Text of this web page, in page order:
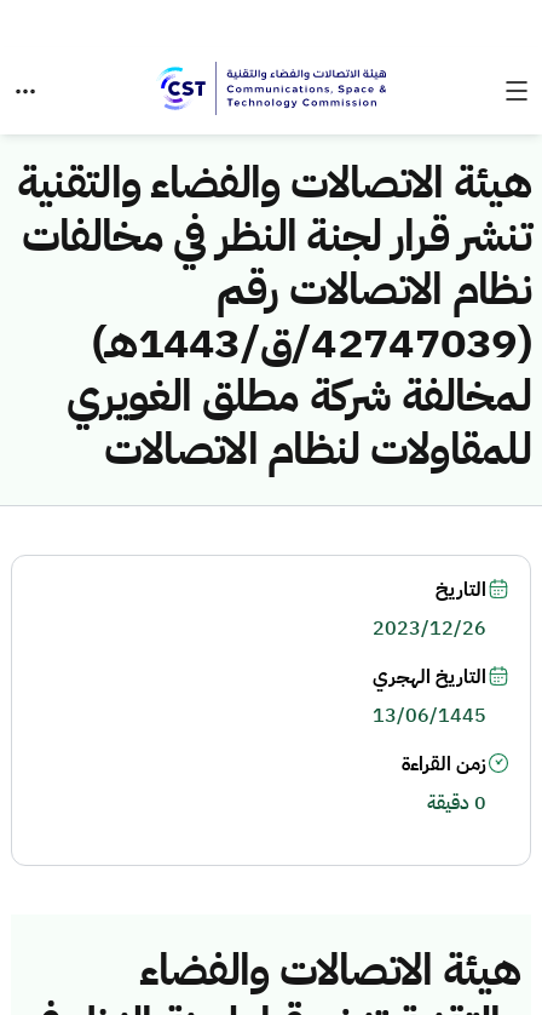
هيئة الاتصالات والفضاء والتقنية
تنشر قرار لجنة النظر في مخالفات
نظام الاتصالات رقم
(42747039/ق/1443هـ)
لمخالفة شركة مطلق الغويري
للمقاولات لنظام الاتصالات
هيئة الاتصالات والفضاء
التاريخ
2023/12/26
التاريخ الهجري
13/06/1445
زمن القراءة
0 دقيقة